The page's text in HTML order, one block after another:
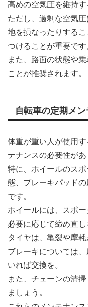
高めの空気圧を維持す
ただし、過剰な空気
地を損なったりする
つけることが重要です
また、路面の状態や
ことが推奨されます。
自転車の定期メ
体重が重い人が使用
テナンスの必要性があ
特に、ホイールのス
態、ブレーキパッド
です。
ホイールには、スポー
必要に応じて締め直し
タイヤは、亀裂や摩
ブレーキについては
いれば交換を。
また、チェーンの清
ましょう。